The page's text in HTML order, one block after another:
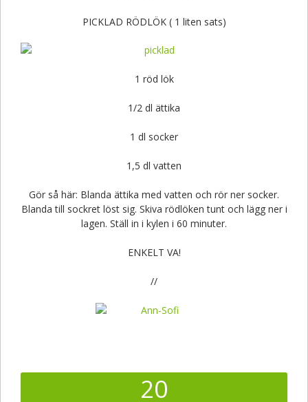
PICKLAD RÖDLÖK ( 1 liten sats)
1 röd lök
1/2 dl ättika
1 dl socker
1,5 dl vatten
Gör så här: Blanda ättika med vatten och rör ner socker.
Blanda till sockret löst sig. Skiva rödlöken tunt och lägg ner i
lagen. Ställ in i kylen i 60 minuter.
ENKELT VA!
//
20